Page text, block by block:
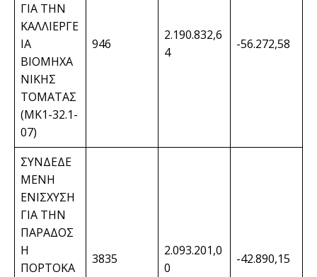
ΓΙΑ ΤΗΝ
ΚΑΛΛΙΕΡΓΕ
ΙΑ
ΒΙΟΜΗΧΑ
ΝΙΚΗΣ
ΤΟΜΑΤΑΣ
(ΜΚ1-32.1-
07)
946
2.190.832,6
4
-56.272,58
ΣΥΝΔΕΔΕ
ΜΕΝΗ
ΕΝΙΣΧΥΣΗ
ΓΙΑ ΤΗΝ
ΠΑΡΑΔΟΣ
Η
ΠΟΡΤΟΚΑ
3835
2.093.201,0
0
-42.890,15